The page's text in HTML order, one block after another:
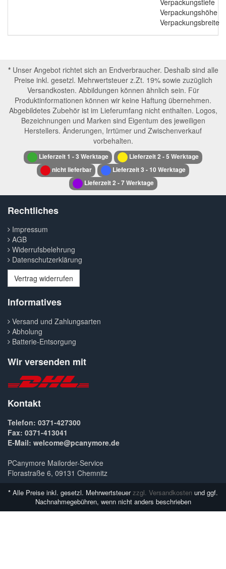
Verpackungstiefe
Verpackungshöhe
Verpackungsbreite
*Unser Angebot richtet sich an Endverbraucher. Deshalb sind alle
Preise inkl. gesetzl. Mehrwertsteuer z.Zt. 19% sowie zuzüglich
Versandkosten. Abbildungen können ähnlich sein. Für
Produktinformationen können wir keine Haftung übernehmen.
Abgebildetes Zubehör ist im Lieferumfang nicht enthalten. Logos,
Bezeichnungen und Marken sind Eigentum des jeweiligen
Herstellers. Änderungen, Irrtümer und Zwischenverkauf
vorbehalten.
Lieferzeit 1 - 3 Werktage
Lieferzeit 2 - 5 Werktage
nicht lieferbar
Lieferzeit 3 - 10 Werktage
Lieferzeit 2 - 7 Werktage
Rechtliches
Impressum
AGB
Widerrufsbelehrung
Datenschutzerklärung
Vertrag widerrufen
Informatives
Versand und Zahlungsarten
Abholung
Batterie-Entsorgung
Wir versenden mit
Kontakt
Telefon: 0371-427300
Fax: 0371-413041
E-Mail: welcome@pcanymore.de
PCanymore Mailorder-Service
Florastraße 6, 09131 Chemnitz
* Alle Preise inkl. gesetzl. Mehrwertsteuerzzgl. Versandkosten und ggf.
Nachnahmegebühren, wenn nicht anders beschrieben